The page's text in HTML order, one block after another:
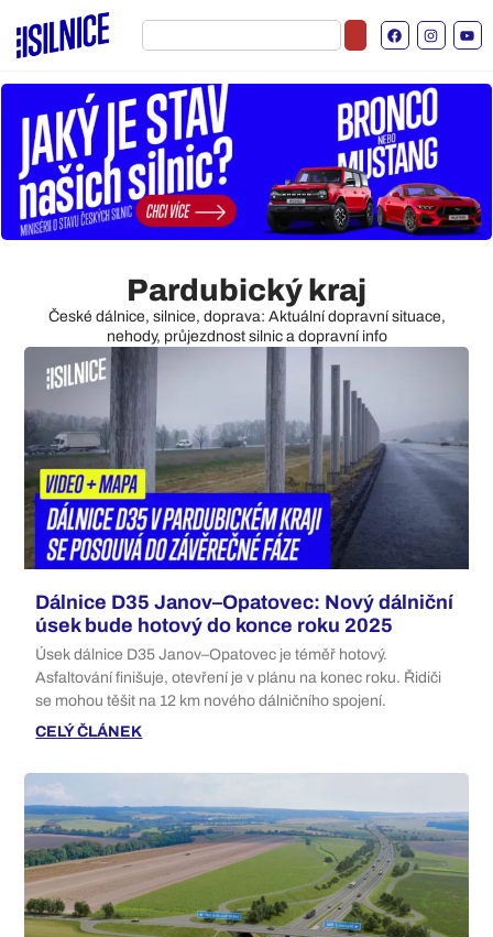
Pardubický kraj
České dálnice, silnice, doprava: Aktuální dopravní situace,
nehody, průjezdnost silnic a dopravní info
Dálnice D35 Janov–Opatovec: Nový dálniční
úsek bude hotový do konce roku 2025
Úsek dálnice D35 Janov–Opatovec je téměř hotový.
Asfaltování finišuje, otevření je v plánu na konec roku. Řidiči
se mohou těšit na 12 km nového dálničního spojení.
CELÝ ČLÁNEK